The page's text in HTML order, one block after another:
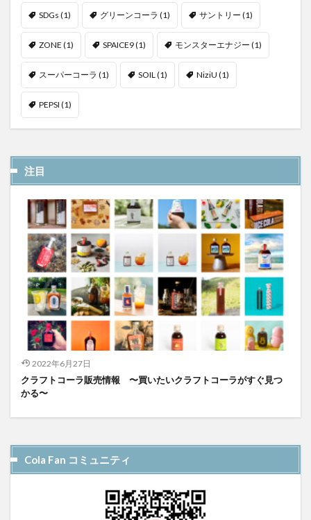
SDGs (1) グリーンコーラ (1) サントリー (1)
ZONE (1) SPAICE9(1) モンスターエナジー (1)
スーパーコーラ (1) SOIL (1) NiziU (1)
PEPSI (1)
注目
2022年6月27日
クラフトコーラ販売情報 〜買いたいクラフトコーラがすぐ見つ
かる〜
Cola Fan コミュニティ